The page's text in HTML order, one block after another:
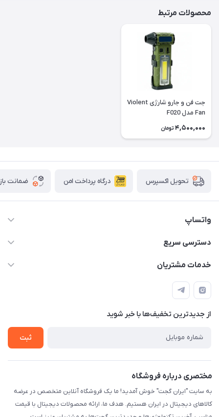
محصولات مرتبط
جت فن و جارو شارژی Violent
Fan مدل F020
4,500,000 تومان
تحویل اکسپرس درگاه پرداخت امن ضمانت
واتساپ
09933276933 واتس اپ و اینستاگرام - فقط
دسترسی سریع
حساب کاربری
لیست محصولات
درباره ما
خدمات مشتریان
قوانین و مقررات
حریم خصوصی
راهنما
از جدید‌ترین تخفیف‌ها با‌ خبر شوید
ثبت
مختصری درباره فروشگاه
به سایت "ایران گجت" خوش آمدید! ما یک فروشگاه آنلاین متخصص در عرضه
کالاهای دیجیتال در ایران هستیم. هدف ما، ارائه محصولات دیجیتال با قیمت